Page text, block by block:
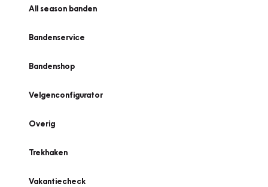
All season banden
Bandenservice
Bandenshop
Velgenconfigurator
Overig
Trekhaken
Vakantiecheck